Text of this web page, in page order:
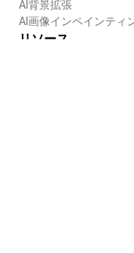
AI背景拡張
AI画像インペインティ
リソース